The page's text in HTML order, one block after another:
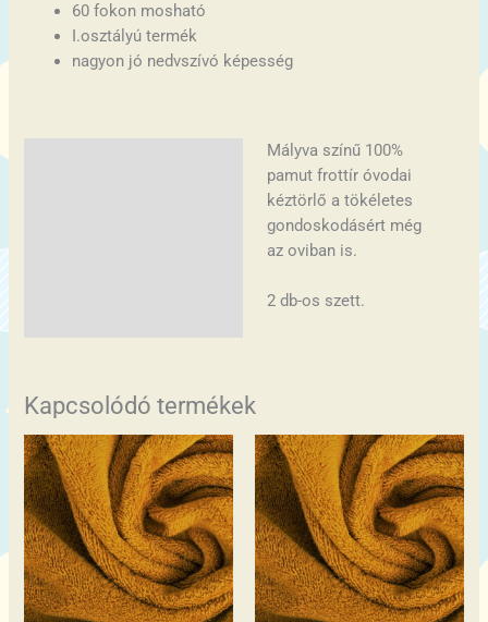
60 fokon mosható
I.osztályú termék
nagyon jó nedvszívó képesség
Mályva színű 100%
pamut frottír óvodai
kéztörlő a tökéletes
gondoskodásért még
az oviban is.
2 db-os szett.
Kapcsolódó termékek